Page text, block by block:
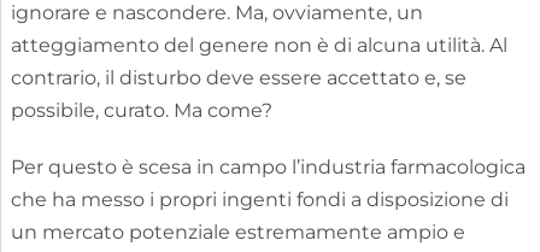
ignorare e nascondere. Ma, ovviamente, un
atteggiamento del genere non è di alcuna utilità. Al
contrario, il disturbo deve essere accettato e, se
possibile, curato. Ma come?
Per questo è scesa in campo l’industria farmacologica
che ha messo i propri ingenti fondi a disposizione di
un mercato potenziale estremamente ampio e